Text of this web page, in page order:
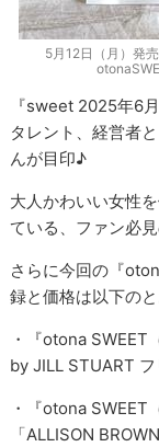
5月12日（月）発
『sweet 2025年6
タレント、経営者
んが目印♪
大人かわいい女性
ている、ファン必
さらに今回の『
録と価格は以下のと
・『otona
by JILL STUART フ
・『otona SWEET
「ALLISON